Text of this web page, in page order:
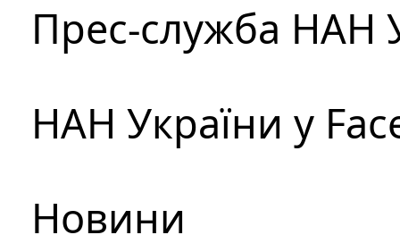
Прес-служба НАН
НАН України у
Новини